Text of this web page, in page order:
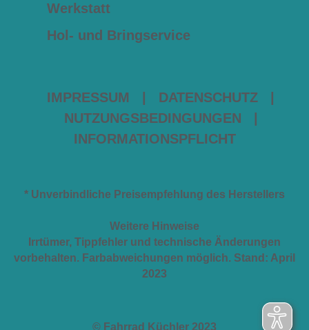
Werkstatt
Hol- und Bringservice
IMPRESSUM DATENSCHUTZ
NUTZUNGSBEDINGUNGEN
INFORMATIONSPFLICHT
* Unverbindliche Preisempfehlung des Herstellers
Weitere Hinweise
Irrtümer, Tippfehler und technische Änderungen
vorbehalten. Farbabweichungen möglich. Stand: April
2023
© Fahrrad Küchler 2023